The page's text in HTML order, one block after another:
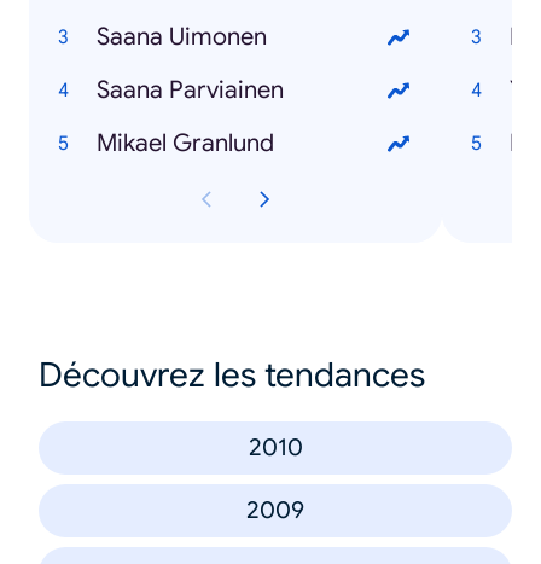
Saana Uimonen
Saana Parviainen
Mikael Granlund
Découvrez les tendances
2010
2009